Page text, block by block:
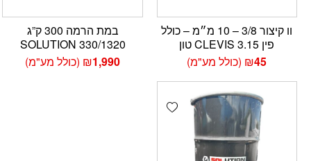
וו קיצור 3/8 – 10 מ״מ – כולל
פין CLEVIS 3.15 טון
₪45 (כולל מע"מ)
במת הרמה 300 ק”ג
330/1320 SOLUTION
₪1,990 (כולל מע"מ)
Add wishlist